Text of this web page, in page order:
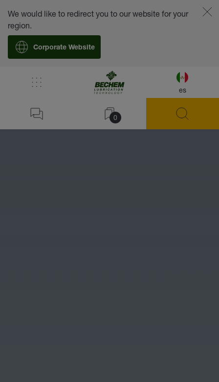
es
0
We would like to redirect you to our website for your
region.
Corporate Website